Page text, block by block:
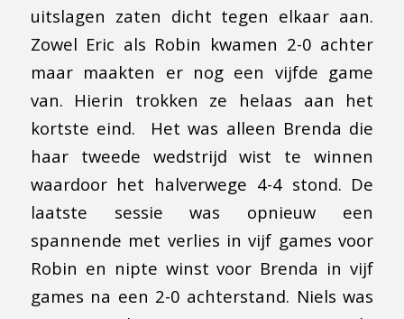
uitslagen zaten dicht tegen elkaar aan.
Zowel Eric als Robin kwamen 2-0 achter
maar maakten er nog een vijfde game
van. Hierin trokken ze helaas aan het
kortste eind. Het was alleen Brenda die
haar tweede wedstrijd wist te winnen
waardoor het halverwege 4-4 stond. De
laatste sessie was opnieuw een
spannende met verlies in vijf games voor
Robin en nipte winst voor Brenda in vijf
games na een 2-0 achterstand. Niels was